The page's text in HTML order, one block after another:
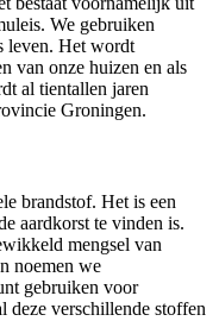
is. We gebruiken
leven. Het wordt
van onze huizen en als
al tientallen jaren
Groningen.
brandstof. Het is een
aardkorst te vinden is.
mengsel van
noemen we
gebruiken voor
deze verschillende stoffen